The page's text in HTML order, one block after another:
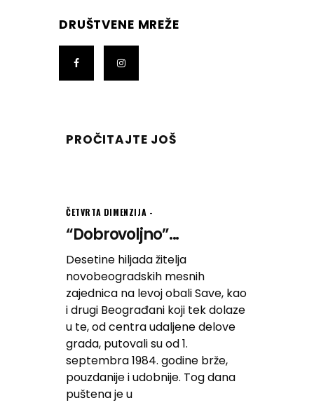
DRUŠTVENE MREŽE
PROČITAJTE JOŠ
ČETVRTA DIMENZIJA
“Dobrovoljno”...
Desetine hiljada žitelja
novobeogradskih mesnih
zajednica na levoj obali Save, kao
i drugi Beograđani koji tek dolaze
u te, od centra udaljene delove
grada, putovali su od 1.
septembra 1984. godine brže,
pouzdanije i udobnije. Tog dana
puštena je u